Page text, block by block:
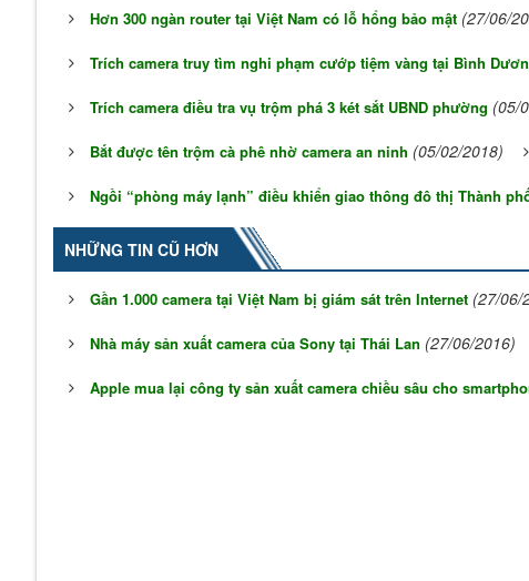
Hơn 300 ngàn router tại Việt Nam có lỗ hổng bảo mật (27/06/
Trích camera truy tìm nghi phạm cướp tiệm vàng tại Bình
Trích camera điều tra vụ trộm phá 3 két sắt UBND phường (05/
Bắt được tên trộm cà phê nhờ camera an ninh (05/02/2018)
Ngồi “phòng máy lạnh” điều khiển giao thông đô thị Thành
NHỮNG TIN CŨ HƠN
Gần 1.000 camera tại Việt Nam bị giám sát trên Internet (27/06/
Nhà máy sản xuất camera của Sony tại Thái Lan (27/06/2016)
Apple mua lại công ty sản xuất camera chiều sâu cho